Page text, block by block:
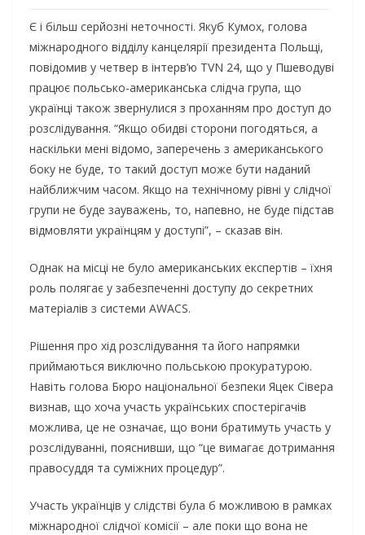
Є і більш серйозні неточності. Якуб Кумох, голова
міжнародного відділу канцелярії президента Польщі,
повідомив у четвер в інтерв’ю TVN 24, що у Пшеводуві
працює польсько-американська слідча група, що
українці також звернулися з проханням про доступ до
розслідування. “Якщо обидві сторони погодяться, а
наскільки мені відомо, заперечень з американського
боку не буде, то такий доступ може бути наданий
найближчим часом. Якщо на технічному рівні у слідчої
групи не буде зауважень, то, напевно, не буде підстав
відмовляти українцям у доступі”, – сказав він.
Однак на місці не було американських експертів – їхня
роль полягає у забезпеченні доступу до секретних
матеріалів з системи AWACS.
Рішення про хід розслідування та його напрямки
приймаються виключно польською прокуратурою.
Навіть голова Бюро національної безпеки Яцек Сівера
визнав, що хоча участь українських спостерігачів
можлива, це не означає, що вони братимуть участь у
розслідуванні, пояснивши, що “це вимагає дотримання
правосуддя та суміжних процедур”.
Участь українців у слідстві була б можливою в рамках
міжнародної слідчої комісії – але поки що вона не